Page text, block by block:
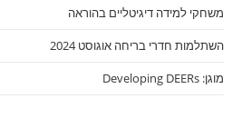
משחקי למידה דיגיטליים בהוראה
השתלמות חדרי בריחה אוגוסט 2024
מוגן: Developing DEERs